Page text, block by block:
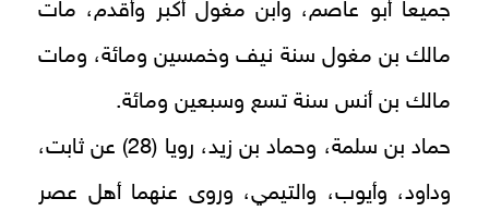
جميعا أبو عاصم، وابن مغول أكبر وأقدم، مات
مالك بن مغول سنة نيف وخمسين ومائة، ومات
مالك بن أنس سنة تسع وسبعين ومائة.
حماد بن سلمة، وحماد بن زيد، رويا (28) عن ثابت،
وداود، وأيوب، والتيمي، وروى عنهما أهل عصر